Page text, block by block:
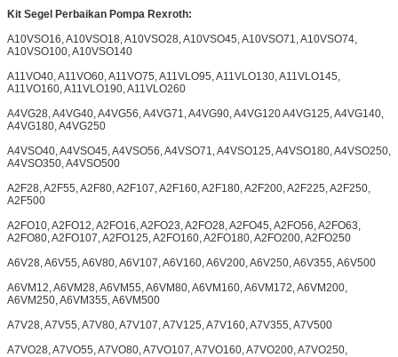
Kit Segel Perbaikan Pompa Rexroth:
A10VSO16, A10VSO18, A10VSO28, A10VSO45, A10VSO71, A10VSO74,
A10VSO100, A10VSO140
A11VO40, A11VO60, A11VO75, A11VLO95, A11VLO130, A11VLO145,
A11VO160, A11VLO190, A11VLO260
A4VG28, A4VG40, A4VG56, A4VG71, A4VG90, A4VG120 A4VG125, A4VG140,
A4VG180, A4VG250
A4VSO40, A4VSO45, A4VSO56, A4VSO71, A4VSO125, A4VSO180, A4VSO250,
A4VSO350, A4VSO500
A2F28, A2F55, A2F80, A2F107, A2F160, A2F180, A2F200, A2F225, A2F250,
A2F500
A2FO10, A2FO12, A2FO16, A2FO23, A2FO28, A2FO45, A2FO56, A2FO63,
A2FO80, A2FO107, A2FO125, A2FO160, A2FO180, A2FO200, A2FO250
A6V28, A6V55, A6V80, A6V107, A6V160, A6V200, A6V250, A6V355, A6V500
A6VM12, A6VM28, A6VM55, A6VM80, A6VM160, A6VM172, A6VM200,
A6VM250, A6VM355, A6VM500
A7V28, A7V55, A7V80, A7V107, A7V125, A7V160, A7V355, A7V500
A7VO28, A7VO55, A7VO80, A7VO107, A7VO160, A7VO200, A7VO250,